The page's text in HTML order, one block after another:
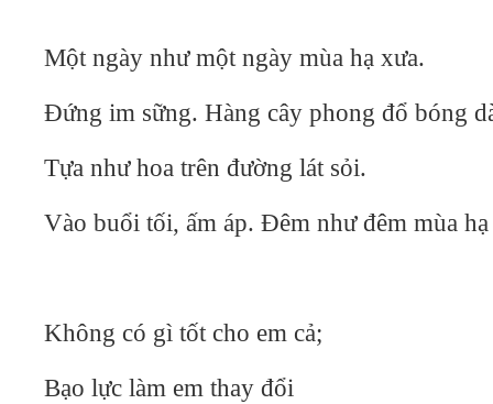
Một ngày như một ngày mùa hạ xưa.
Đứng im sững. Hàng cây phong đổ bóng
Tựa như hoa trên đường lát sỏi.
Vào buổi tối, ấm áp. Đêm như đêm mùa hạ
Không có gì tốt cho em cả;
Bạo lực làm em thay đổi